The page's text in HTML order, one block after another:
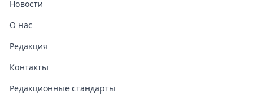
Новости
О нас
Редакция
Контакты
Редакционные стандарты